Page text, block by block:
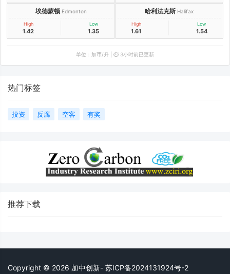
埃德蒙顿 Edmonton
High
1.42
Low
1.35
哈利法克斯 Halifax
High
1.61
Low
1.54
单位：加币/升 | ⏱️ 3小时前已更新
热门标签
投资 反腐 空客 有奖
推荐下载
Copyright © 2026 加中创新- 苏ICP备2024131924号-2